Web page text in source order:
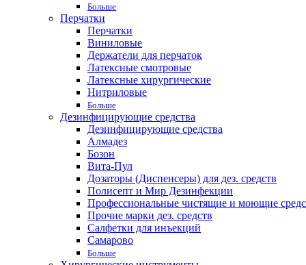
Больше
Перчатки
Перчатки
Виниловые
Держатели для перчаток
Латексные смотровые
Латексные хирургические
Нитриловые
Больше
Дезинфицирующие средства
Дезинфицирующие средства
Алмадез
Бозон
Вита-Пул
Дозаторы (Диспенсеры) для дез. средств
Полисепт и Мир Дезинфекции
Профессиональные чистящие и моющие
Прочие марки дез. средств
Салфетки для инъекций
Самарово
Больше